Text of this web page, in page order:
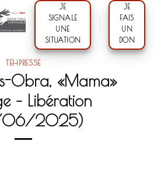
JE
SIGNALE
UNE
SITUATION
JE
FAIS
UN
DON
TEHPRESSE
Obra, «Mama»
– Libération
2025)